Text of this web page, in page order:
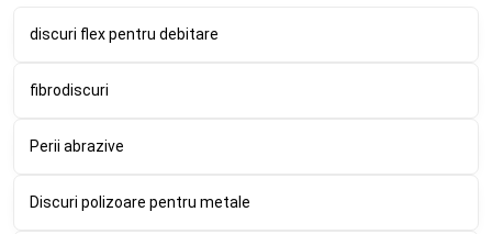
discuri flex pentru debitare
fibrodiscuri
Perii abrazive
Discuri polizoare pentru metale